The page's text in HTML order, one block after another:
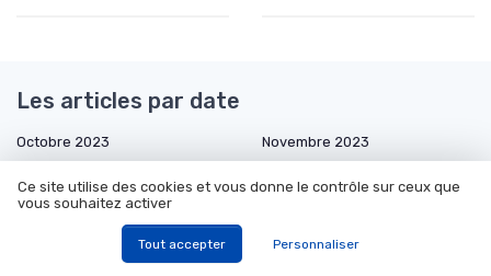
Les articles par date
Octobre 2023
Novembre 2023
Février 2024
Septembre 2024
Ce site utilise des cookies et vous donne le contrôle sur ceux que
vous souhaitez activer
Tout accepter Personnaliser